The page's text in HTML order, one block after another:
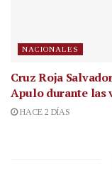
NACIONALES
Cruz Roja
Apulo durante las
HACE 2 DÍAS